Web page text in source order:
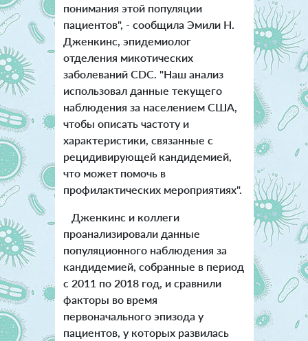
понимания этой популяции
пациентов", - сообщила Эмили Н.
Дженкинс, эпидемиолог
отделения микотических
заболеваний CDC. "Наш анализ
использовал данные текущего
наблюдения за населением США,
чтобы описать частоту и
характеристики, связанные с
рецидивирующей кандидемией,
что может помочь в
профилактических мероприятиях".
Дженкинс и коллеги
проанализировали данные
популяционного наблюдения за
кандидемией, собранные в период
с 2011 по 2018 год, и сравнили
факторы во время
первоначального эпизода у
пациентов, у которых развилась